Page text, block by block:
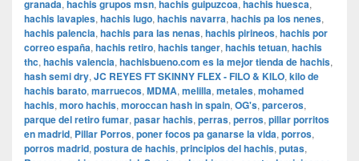
granada, hachis grupos msn, hachis guipuzcoa, hachis huesca,
hachis lavapies, hachis lugo, hachis navarra, hachis pa los nenes,
hachis palencia, hachis para las nenas, hachis pirineos, hachis por
correo españa, hachis retiro, hachis tanger, hachis tetuan, hachis
thc, hachis valencia, hachisbueno.com es la mejor tienda de hachis,
hash semi dry, JC REYES FT SKINNY FLEX - FILO & KILO, kilo de
hachis barato, marruecos, MDMA, melilla, metales, mohamed
hachis, moro hachis, moroccan hash in spain, OG's, parceros,
parque del retiro fumar, pasar hachis, perras, perros, pillar porritos
en madrid, Pillar Porros, poner focos pa ganarse la vida, porros,
porros madrid, postura de hachis, principios del hachis, putas,